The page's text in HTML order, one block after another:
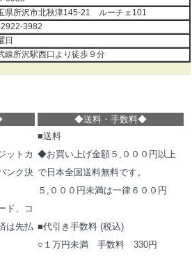
県所沢市北秋津145-21 ルーチェ101
3982
日
線所沢駅西口より徒歩９分
ットカ
ンク決
ド、コ
は先払
◆送料・手数料◆
■送料
◆お買い上げ金額５,０００円以上
で日本全国送料無料です。
５,０００円未満は一律６００円
■代引き手数料 (税込)
○１万円未満 手数料 330円